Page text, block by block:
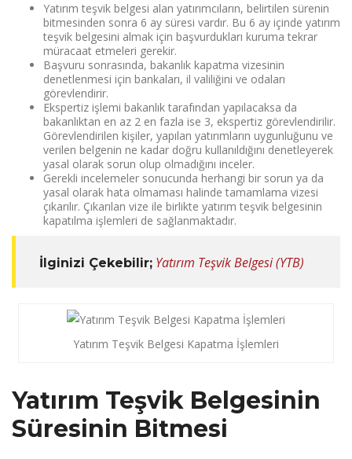
Yatırım teşvik belgesi alan yatırımcıların, belirtilen sürenin
bitmesinden sonra 6 ay süresi vardır. Bu 6 ay içinde yatırım
teşvik belgesini almak için başvurdukları kuruma tekrar
müracaat etmeleri gerekir.
Başvuru sonrasında, bakanlık kapatma vizesinin
denetlenmesi için bankaları, il valiliğini ve odaları
görevlendirir.
Ekspertiz işlemi bakanlık tarafından yapılacaksa da
bakanlıktan en az 2 en fazla ise 3, ekspertiz görevlendirilir.
Görevlendirilen kişiler, yapılan yatırımların uygunluğunu ve
verilen belgenin ne kadar doğru kullanıldığını denetleyerek
yasal olarak sorun olup olmadığını inceler.
Gerekli incelemeler sonucunda herhangi bir sorun ya da
yasal olarak hata olmaması halinde tamamlama vizesi
çıkarılır. Çıkarılan vize ile birlikte yatırım teşvik belgesinin
kapatılma işlemleri de sağlanmaktadır.
İlginizi Çekebilir; Yatırım Teşvik Belgesi (YTB)
Yatırım Teşvik Belgesi Kapatma İşlemleri
Yatırım Teşvik Belgesinin
Süresinin Bitmesi